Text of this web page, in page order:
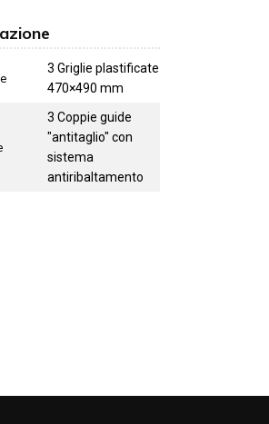
3 Griglie plastificate
470×490 mm
3 Coppie guide
"antitaglio" con
sistema
antiribaltamento